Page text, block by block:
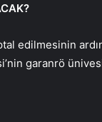
edilmesinin
garanrö